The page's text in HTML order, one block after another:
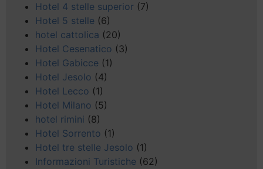
Hotel 4 stelle superior (7)
Hotel 5 stelle (6)
hotel cattolica (20)
Hotel Cesenatico (3)
Hotel Gabicce (1)
Hotel Jesolo (4)
Hotel Lecco (1)
Hotel Milano (5)
hotel rimini (8)
Hotel Sorrento (1)
Hotel tre stelle Jesolo (1)
Informazioni Turistiche (62)